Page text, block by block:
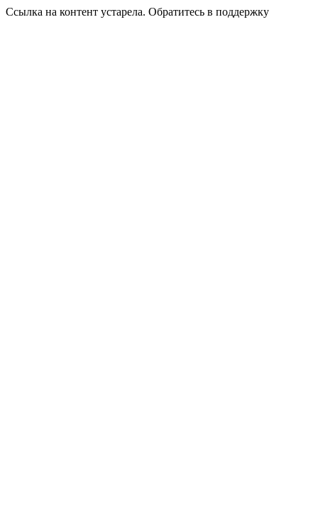
Ссылка на контент устарела. Обратитесь в поддержку